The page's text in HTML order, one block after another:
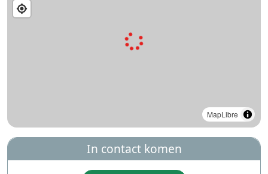
MapLibre
In contact komen